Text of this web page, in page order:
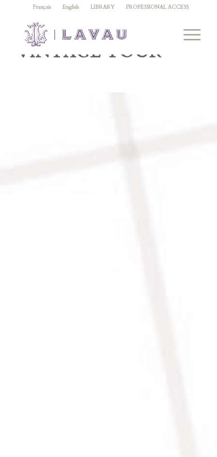
Français English LIBRARY PROFESSIONAL ACCESS
WINES LAVAU
VINTAGE TOUR